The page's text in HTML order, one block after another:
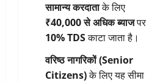
सामान्य करदाताके लिए
₹40,000 से अधिक ब्याजपर
10% TDSकाटा जाता है।
वरिष्ठ नागरिकों (Senior
Citizens)के लिए यह सीमा